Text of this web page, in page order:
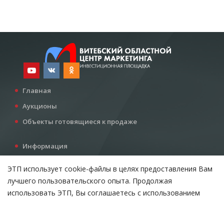
Главная
Аукционы
Объекты готовящиеся к продаже
Информация
Все для инвестора
Контакты
ЭТП использует cookie-файлы в целях предоставления Вам
лучшего пользовательского опыта. Продолжая
использовать ЭТП, Вы соглашаетесь с использованием